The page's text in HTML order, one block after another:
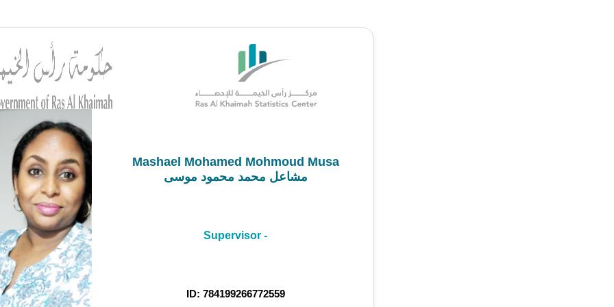
Mashael Mohamed Mohmoud Musa
مشاعل محمد محمود موسى
Supervisor -
ID: 784199266772559